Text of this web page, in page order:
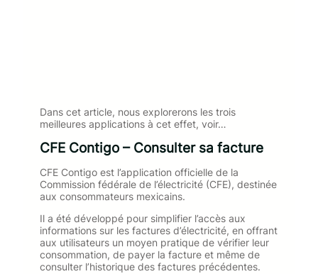
Dans cet article, nous explorerons les trois
meilleures applications à cet effet, voir…
CFE Contigo – Consulter sa facture
CFE Contigo est l’application officielle de la
Commission fédérale de l’électricité (CFE), destinée
aux consommateurs mexicains.
Il a été développé pour simplifier l’accès aux
informations sur les factures d’électricité, en offrant
aux utilisateurs un moyen pratique de vérifier leur
consommation, de payer la facture et même de
consulter l’historique des factures précédentes.